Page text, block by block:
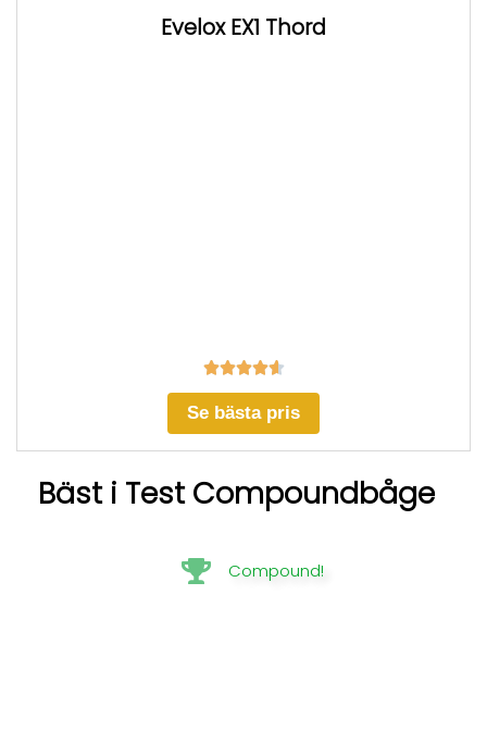
Evelox EX1 Thord

Se bästa pris
Bäst i Test Compoundbåge
Compound!